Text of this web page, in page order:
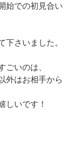
始での初見合い
さいました。
いのは、
外はお相手から
しいです！